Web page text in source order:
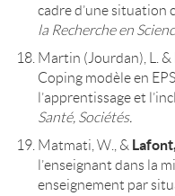
cadre d’une situation
la Recherche en
Martin (Jourdan), L. &
Coping modèle en
l’apprentissage et
Santé, Sociétés.
Matmati, W., &
l’enseignant dans la
enseignement par